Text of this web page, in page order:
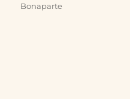
Bonaparte